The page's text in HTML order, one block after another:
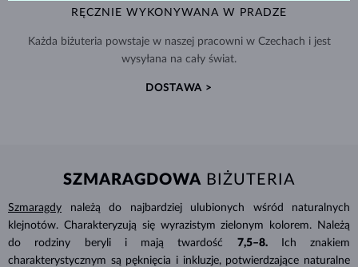
RĘCZNIE WYKONYWANA W PRADZE
Każda biżuteria powstaje w naszej pracowni w Czechach i jest
wysyłana na cały świat.
DOSTAWA >
SZMARAGDOWA BIŻUTERIA
Szmaragdy
należą do najbardziej ulubionych wśród naturalnych
klejnotów. Charakteryzują się wyrazistym zielonym kolorem. Należą
do rodziny beryli i mają twardość
7,5–8.
Ich znakiem
charakterystycznym są pęknięcia i inkluzje, potwierdzające naturalne